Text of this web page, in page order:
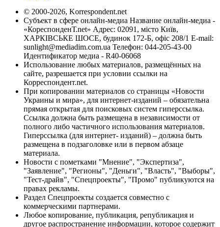
© 2000-2026, Korrespondent.net
Субъект в сфере онлайн-медиа Название онлайн-медиа -
«КореспонденТ.net» Адрес: 02091, місто Київ,
ХАРКІВСЬКЕ ШОСЕ, будинок 172-Б, офіс 208/1 E-mail:
sunlight@mediadim.com.ua Телефон: 044-205-43-00
Идентификатор медиа - R40-06068
Использование любых материалов, размещённых на
сайте, разрешается при условии ссылки на
Корреспондент.net.
При копировании материалов со страницы «Новости
Украины и мира», для интернет-изданий – обязательна
прямая открытая для поисковых систем гиперссылка.
Ссылка должна быть размещена в независимости от
полного либо частичного использования материалов.
Гиперссылка (для интернет- изданий) – должна быть
размещена в подзаголовке или в первом абзаце
материала.
Новости с пометками "Мнение", "Экспертиза",
"Заявление", "Регионы", "Деньги", "Власть", "Выборы",
"Тест-драйв", "Спецпроекты", "Промо" публикуются на
правах рекламы.
Раздел Спецпроекты создается совместно с
коммерческими партнерами.
Любое копирование, публикация, републикация и
другое распространение информации, которое содержит